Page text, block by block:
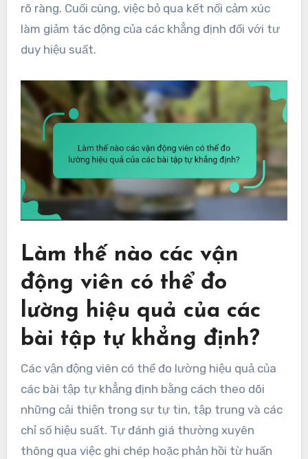
rõ ràng. Cuối cùng, việc bỏ qua kết nối cảm xúc
làm giảm tác động của các khẳng định đối với tư
duy hiệu suất.
Làm thế nào các vận
động viên có thể đo
lường hiệu quả của các
bài tập tự khẳng định?
Các vận động viên có thể đo lường hiệu quả của
các bài tập tự khẳng định bằng cách theo dõi
những cải thiện trong sự tự tin, tập trung và các
chỉ số hiệu suất. Tự đánh giá thường xuyên
thông qua việc ghi chép hoặc phản hồi từ huấn